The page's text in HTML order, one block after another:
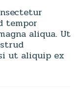
tempor
aliqua. Ut
ut aliquip ex